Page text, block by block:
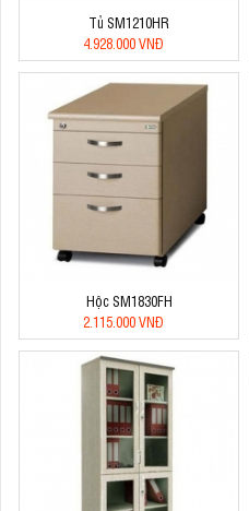
Tủ SM1210HR
4.928.000 VNĐ
Hộc SM1830FH
2.115.000 VNĐ